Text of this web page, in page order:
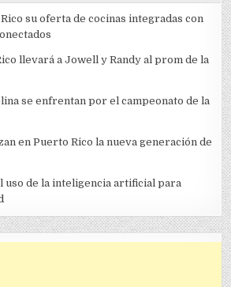
su oferta de cocinas integradas con
llevará a Jowell y Randy al prom de la
se enfrentan por el campeonato de la
en Puerto Rico la nueva generación de
uso de la inteligencia artificial para